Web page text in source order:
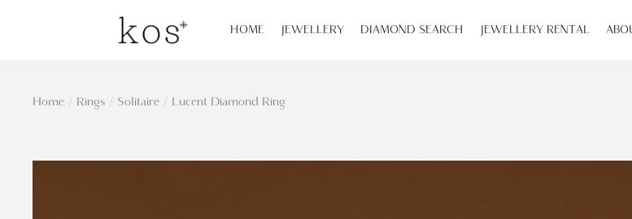
HOME JEWELLERY DIAMOND SEARCH JEWELLERY RENTAL
Home / Rings / Solitaire / Lucent Diamond Ring